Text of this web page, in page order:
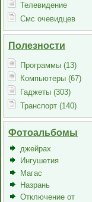
Телевидение
Смс очевидцев
Полезности
Программы (13)
Компьютеры (67)
Гаджеты (303)
Транспорт (140)
Фотоальбомы
джейрах
Ингушетия
Магас
Назрань
Отключение от